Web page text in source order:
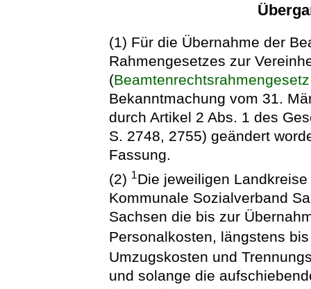
(1) Für die Übernahme der
Rahmengesetzes zur
(Beamtenrechtsrahmengesetz
Bekanntmachung vom 31.
durch Artikel 2 Abs. 1 des
S. 2748, 2755) geändert
Fassung.
(2) 1Die jeweiligen
Kommunale Sozialverband
Sachsen die bis zur
Personalkosten, längstens
Umzugskosten und
und solange die